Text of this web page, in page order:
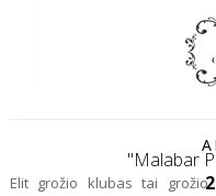
"Malabar
Elit grožio klubas tai